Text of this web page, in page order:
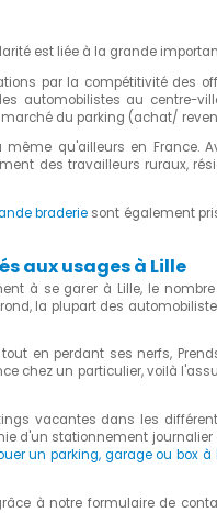
est liée à la grande
par la compétitivité des
automobilistes au centre-
du parking (achat/
qu'ailleurs en France.
des travailleurs ruraux,
braderie sont également
aux usages à Lille
à se garer à Lille, le
la plupart des
en perdant ses nerfs,
chez un particulier, voilà
vacantes dans les
d'un stationnement
un parking, garage ou box à
à notre formulaire de